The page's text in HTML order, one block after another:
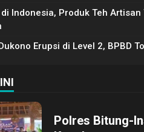
Indonesia, Produk Teh
Erupsi di Level 2, BPBD
Polres Bitung-